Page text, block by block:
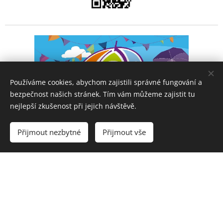
Vytvořte si webové stránky zdarma!
Používáme cookies, abychom zajistili správné fungování a
bezpečnost našich stránek. Tím vám můžeme zajistit tu
nejlepší zkušenost při jejich návštěvě.
Přijmout nezbytné Přijmout vše